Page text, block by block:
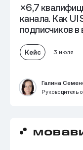
×6,7
канала. Как
подписчиков
Кейс 3 июля
Галина
Руководитель